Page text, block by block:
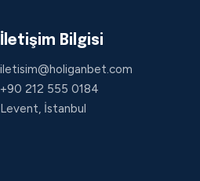
İletişim Bilgisi
iletisim@holiganbet.com
+90 212 555 0184
Levent, İstanbul